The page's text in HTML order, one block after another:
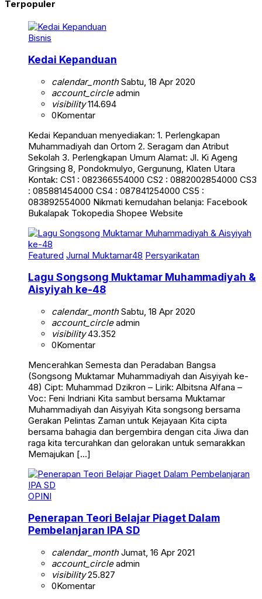
Terpopuler
Bisnis
Kedai Kepanduan
calendar_monthSabtu, 18 Apr 2020
account_circleadmin
visibility114.694
0Komentar
Kedai Kepanduan menyediakan: 1. Perlengkapan
Muhammadiyah dan Ortom 2. Seragam dan Atribut
Sekolah 3. Perlengkapan Umum Alamat: Jl. Ki Ageng
Gringsing 8, Pondokmulyo, Gergunung, Klaten Utara
Kontak: CS1 : 082366554000 CS2 : 0882002854000 CS3
: 085881454000 CS4 : 087841254000 CS5 :
083892554000 Nikmati kemudahan belanja: Facebook
Bukalapak Tokopedia Shopee Website
Featured Jurnal Muktamar48 Persyarikatan
Lagu Songsong Muktamar Muhammadiyah &
Aisyiyah ke-48
calendar_monthSabtu, 18 Apr 2020
account_circleadmin
visibility43.352
0Komentar
Mencerahkan Semesta dan Peradaban Bangsa
(Songsong Muktamar Muhammadiyah dan Aisyiyah ke-
48) Cipt: Muhammad Dzikron – Lirik: Albitsna Alfana –
Voc: Feni Indriani Kita sambut bersama Muktamar
Muhammadiyah dan Aisyiyah Kita songsong bersama
Gerakan Pelintas Zaman untuk Kejayaan Kita cipta
bersama bahagia dan bergembira dengan cita Jiwa dan
raga kita tercurahkan dan gelorakan untuk semarakkan
Memajukan […]
OPINI
Penerapan Teori Belajar Piaget Dalam
Pembelanjaran IPA SD
calendar_monthJumat, 16 Apr 2021
account_circleadmin
visibility25.827
0Komentar